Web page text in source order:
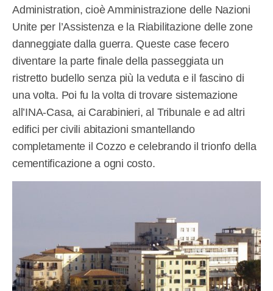
Administration, cioè Amministrazione delle Nazioni
Unite per l’Assistenza e la Riabilitazione delle zone
danneggiate dalla guerra. Queste case fecero
diventare la parte finale della passeggiata un
ristretto budello senza più la veduta e il fascino di
una volta. Poi fu la volta di trovare sistemazione
all’INA-Casa, ai Carabinieri, al Tribunale e ad altri
edifici per civili abitazioni smantellando
completamente il Cozzo e celebrando il trionfo della
cementificazione a ogni costo.